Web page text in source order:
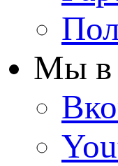
Мы в